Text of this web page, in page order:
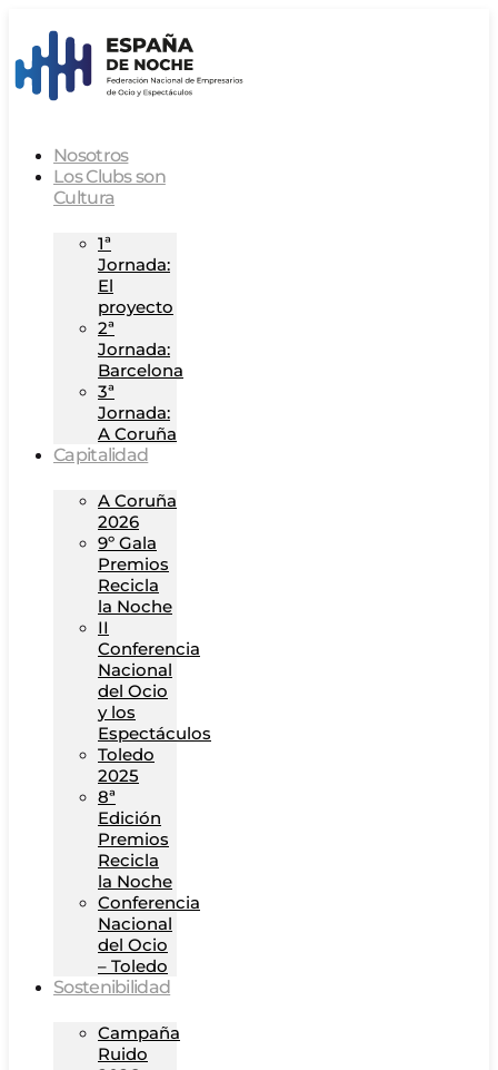
Nosotros
Los Clubs son
Cultura
1ª
Jornada:
El
proyecto
2ª
Jornada:
Barcelona
3ª
Jornada:
A Coruña
Capitalidad
A Coruña
2026
9º Gala
Premios
Recicla
la Noche
II
Conferencia
Nacional
del Ocio
y los
Espectáculos
Toledo
2025
8ª
Edición
Premios
Recicla
la Noche
Conferencia
Nacional
del Ocio
– Toledo
Sostenibilidad
Campaña
Ruido